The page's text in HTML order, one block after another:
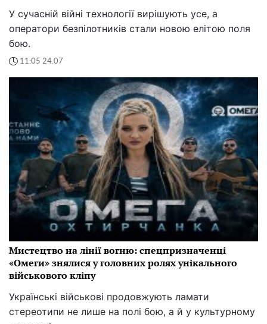
У сучасній війні технології вирішують усе, а
оператори безпілотників стали новою елітою поля
бою.
11:05 24.07
Мистецтво на лінії вогню: спецпризначенці
«Омеги» знялися у головних ролях унікального
військового кліпу
Українські військові продовжують ламати
стереотипи не лише на полі бою, а й у культурному